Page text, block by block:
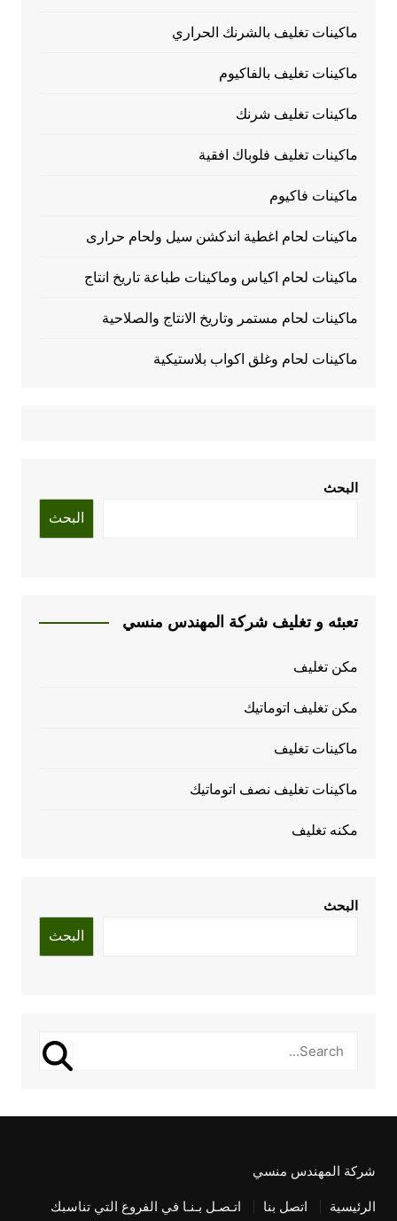
ماكينات تغليف بالشرنك الحراري
ماكينات تغليف بالفاكيوم
ماكينات تغليف شرنك
ماكينات تغليف فلوباك افقية
ماكينات فاكيوم
ماكينات لحام اغطية اندكشن سيل ولحام حرارى
ماكينات لحام اكياس وماكينات طباعة تاريخ انتاج
ماكينات لحام مستمر وتاريخ الانتاج والصلاحية
ماكينات لحام وغلق اكواب بلاستيكية
البحث
البحث
تعبئه و تغليف شركة المهندس منسي
مكن تغليف
مكن تغليف اتوماتيك
ماكينات تغليف
ماكينات تغليف نصف اتوماتيك
مكنه تغليف
البحث
البحث
شركة المهندس منسي
الرئيسية اتصل بنا اتـصـل بـنـا في الفروع التي تناسبك